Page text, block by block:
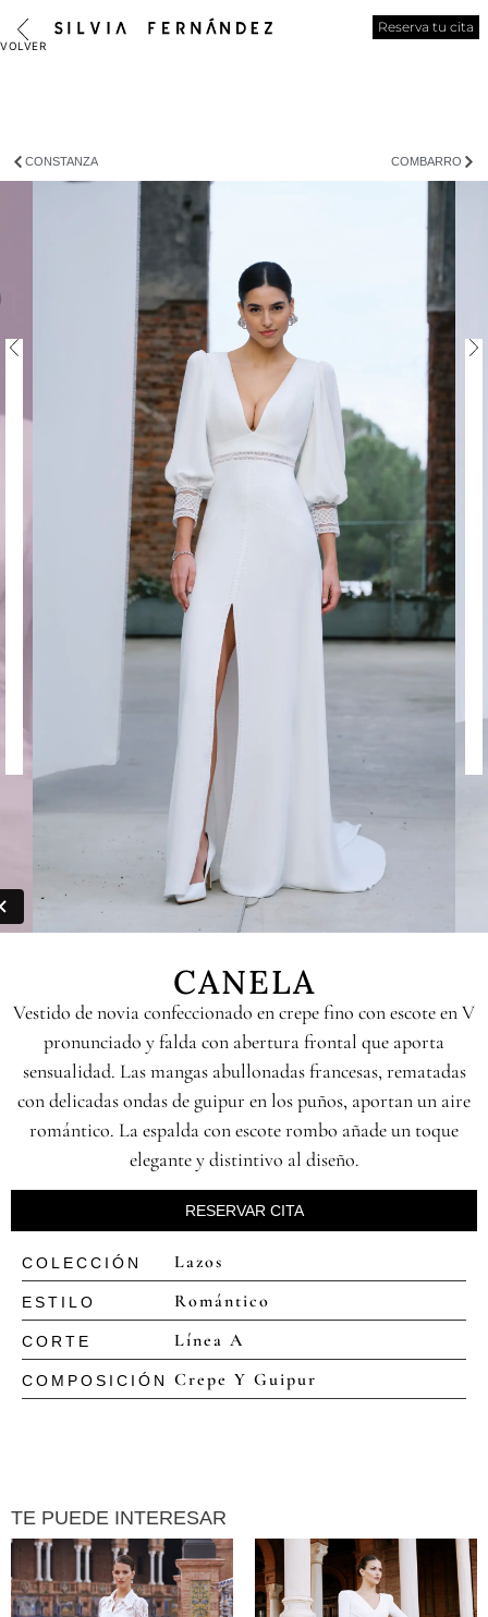
Reserva tu cita
CONSTANZA COMBARRO
CANELA
Vestido de novia confeccionado en crepe fino con escote en V
pronunciado y falda con abertura frontal que aporta
sensualidad. Las mangas abullonadas francesas, rematadas
con delicadas ondas de guipur en los puños, aportan un aire
romántico. La espalda con escote rombo añade un toque
elegante y distintivo al diseño.
RESERVAR CITA
COLECCIÓN Lazos
ESTILO Romántico
CORTE Línea A
COMPOSICIÓN Crepe Y Guipur
TE PUEDE INTERESAR